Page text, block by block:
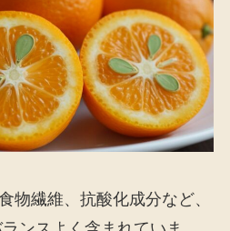
物繊維、抗酸化成分など、